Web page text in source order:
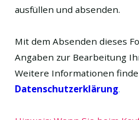
ausfüllen und absenden.
Mit dem Absenden dieses
Angaben zur Bearbeitung
Weitere Informationen
Datenschutzerklärung.